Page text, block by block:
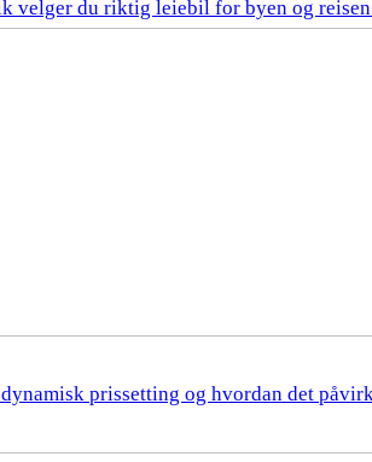
velger du riktig leiebil for byen og
prissetting og hvordan det